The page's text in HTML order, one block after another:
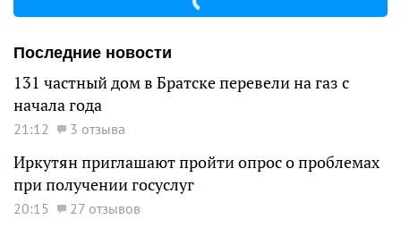
Последние новости
131 частный дом в Братске перевели на газ с
начала года
21:12 3 отзыва
Иркутян приглашают пройти опрос о проблемах
при получении госуслуг
20:15 27 отзывов